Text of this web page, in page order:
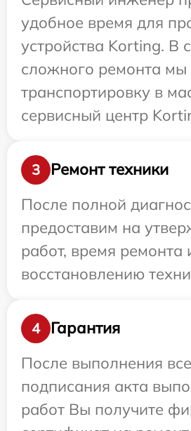
удобное время для
устройства Korting. В
сложного ремонта мы
транспортировку в
сервисный центр
3
Ремонт техники
После полной
предоставим на
работ, время ремонта
восстановлению
4
Гарантия
После выполнения
подписания акта
работ Вы получите